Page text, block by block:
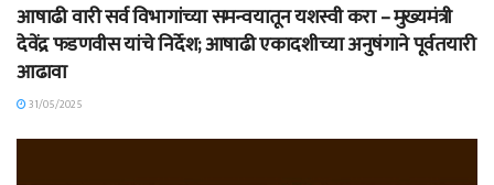
आषाढी वारी सर्व विभागांच्या समन्वयातून यशस्वी करा – मुख्यमंत्री
देवेंद्र फडणवीस यांचे निर्देश; आषाढी एकादशीच्या अनुषंगाने पूर्वतयारी
आढावा
31/05/2025